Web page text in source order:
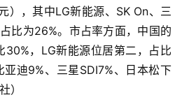
），其中LG新能源、SK On、三
比为26%。市占率方面，中国的
30%，LG新能源位居第二，占比
亚迪9%、三星SDI7%、日本松下
）